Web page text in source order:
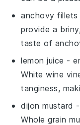
anchovy fillets
provide a
taste of
lemon juice -
White wine
tanginess,
dijon mustard
Whole grain